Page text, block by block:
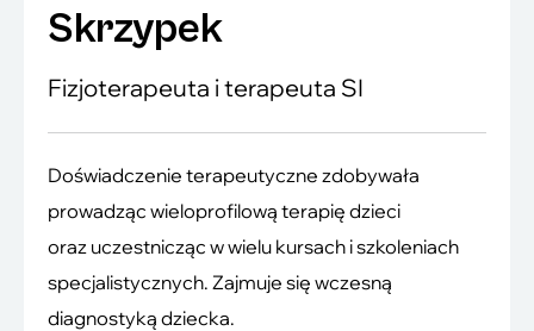
Skrzypek
Fizjoterapeuta i terapeuta SI
Doświadczenie terapeutyczne zdobywała
prowadząc wieloprofilową terapię dzieci
oraz uczestnicząc w wielu kursach i szkoleniach
specjalistycznych. Zajmuje się wczesną
diagnostyką dziecka.